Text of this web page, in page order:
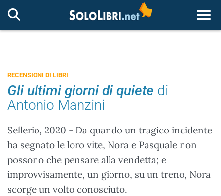
RECENSIONI DI LIBRI
Gli ultimi giorni di quiete di
Antonio Manzini
Sellerio, 2020 - Da quando un tragico incidente
ha segnato le loro vite, Nora e Pasquale non
possono che pensare alla vendetta; e
improvvisamente, un giorno, su un treno, Nora
scorge un volto conosciuto.